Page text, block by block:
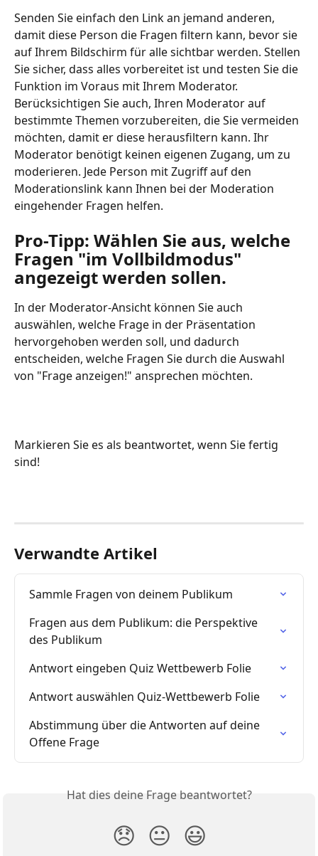
Senden Sie einfach den Link an jemand anderen,
damit diese Person die Fragen filtern kann, bevor sie
auf Ihrem Bildschirm für alle sichtbar werden. Stellen
Sie sicher, dass alles vorbereitet ist und testen Sie die
Funktion im Voraus mit Ihrem Moderator.
Berücksichtigen Sie auch, Ihren Moderator auf
bestimmte Themen vorzubereiten, die Sie vermeiden
möchten, damit er diese herausfiltern kann. Ihr
Moderator benötigt keinen eigenen Zugang, um zu
moderieren. Jede Person mit Zugriff auf den
Moderationslink kann Ihnen bei der Moderation
eingehender Fragen helfen.
Pro-Tipp: Wählen Sie aus, welche
Fragen "im Vollbildmodus"
angezeigt werden sollen.
In der Moderator-Ansicht können Sie auch
auswählen, welche Frage in der Präsentation
hervorgehoben werden soll, und dadurch
entscheiden, welche Fragen Sie durch die Auswahl
von "Frage anzeigen!" ansprechen möchten.
Markieren Sie es als beantwortet, wenn Sie fertig
sind!
Verwandte Artikel
Sammle Fragen von deinem Publikum
Fragen aus dem Publikum: die Perspektive
des Publikum
Antwort eingeben Quiz Wettbewerb Folie
Antwort auswählen Quiz-Wettbewerb Folie
Abstimmung über die Antworten auf deine
Offene Frage
Hat dies deine Frage beantwortet?
😞 😐 😃